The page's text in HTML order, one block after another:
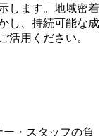
します。地域密着
し、持続可能な成
活用ください。
・スタッフの負